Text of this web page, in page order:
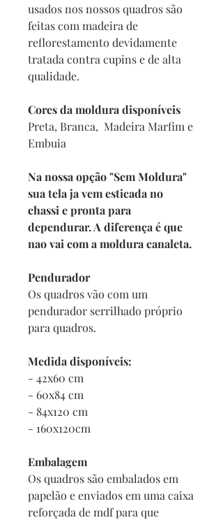
usados nos nossos quadros são
feitas com madeira de
reflorestamento devidamente
tratada contra cupins e de alta
qualidade.
Cores da moldura disponíveis
Preta, Branca, Madeira Marfim e
Embuia
Na nossa opção "Sem Moldura"
sua tela ja vem esticada no
chassi e pronta para
dependurar. A diferença é que
nao vai com a moldura canaleta.
Pendurador
Os quadros vão com um
pendurador serrilhado próprio
para quadros.
Medida disponíveis:
- 42x60 cm
- 60x84 cm
- 84x120 cm
- 160x120cm
Embalagem
Os quadros são embalados em
papelão e enviados em uma caixa
reforçada de mdf para que